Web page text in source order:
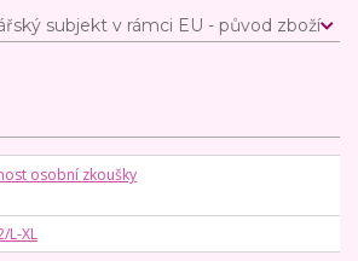
subjekt v rámci EU - původ zboží
osobní zkoušky
L-XL